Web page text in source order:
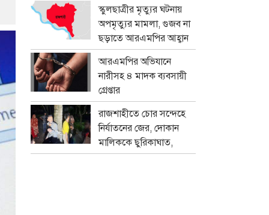
স্কুলছাত্রীর মৃত্যুর ঘটনায়
অপমৃত্যুর মামলা, গুজব না
ছড়াতে আরএমপির আহ্বান
আরএমপির অভিযানে
নারীসহ ৪ মাদক ব্যবসায়ী
গ্রেপ্তার
রাজশাহীতে চোর সন্দেহে
নির্যাতনের জের, দোকান
মালিককে ছুরিকাঘাত,
মামলা